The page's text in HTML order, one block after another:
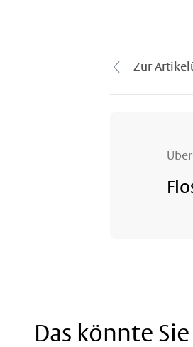
Zur
Das könnte